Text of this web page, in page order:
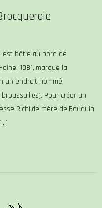
est bâtie au bord de
1081, marque la
un endroit nommé
Pour créer un
Richilde mère de Bauduin